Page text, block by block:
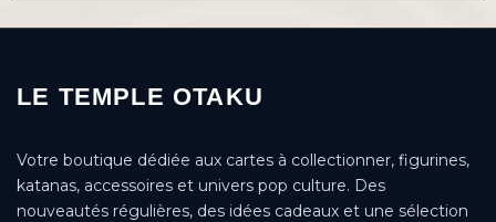
LE TEMPLE OTAKU
Votre boutique dédiée aux cartes à collectionner, figurines,
katanas, accessoires et univers pop culture. Des
nouveautés régulières, des idées cadeaux et une sélection